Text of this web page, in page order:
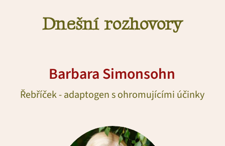
Dnešní rozhovory
Barbara Simonsohn
Řebříček - adaptogen s ohromujícími účinky